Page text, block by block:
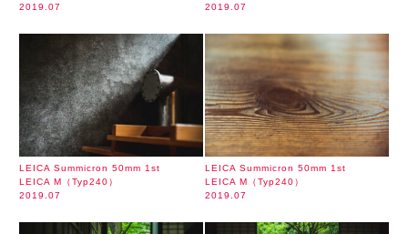
2019.07
2019.07
LEICA Summicron 50mm 1st
LEICA M（Typ240）
2019.07
LEICA Summicron 50mm 1st
LEICA M（Typ240）
2019.07